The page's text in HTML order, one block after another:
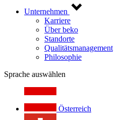
Unternehmen
Karriere
Über beko
Standorte
Qualitätsmanagement
Philosophie
Sprache auswählen
Österreich